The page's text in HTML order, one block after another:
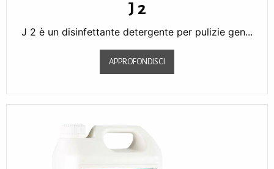
J 2
J 2 è un disinfettante detergente per pulizie gen...
APPROFONDISCI